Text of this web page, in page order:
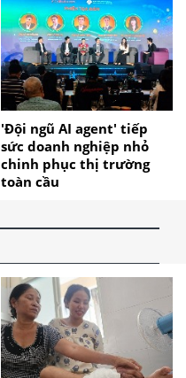
'Đội ngũ AI agent' tiếp
sức doanh nghiệp nhỏ
chinh phục thị trường
toàn cầu